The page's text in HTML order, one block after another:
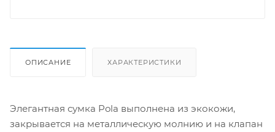
ОПИСАНИЕ ХАРАКТЕРИСТИКИ
Элегантная сумка Pola выполнена из экокожи,
закрывается на металлическую молнию и на клапан